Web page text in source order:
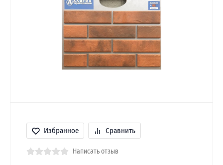
Избранное Сравнить
Написать отзыв